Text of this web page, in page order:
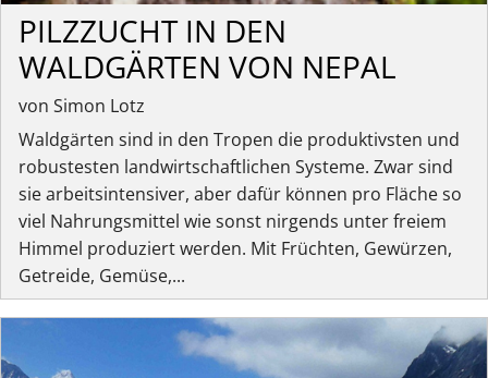
PILZZUCHT IN DEN
WALDGÄRTEN VON NEPAL
von Simon Lotz
Waldgärten sind in den Tropen die produktivsten und
robustesten landwirtschaftlichen Systeme. Zwar sind
sie arbeitsintensiver, aber dafür können pro Fläche so
viel Nahrungsmittel wie sonst nirgends unter freiem
Himmel produziert werden. Mit Früchten, Gewürzen,
Getreide, Gemüse,...